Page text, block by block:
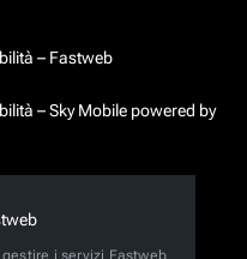
– Fastweb
– Sky Mobile powered by